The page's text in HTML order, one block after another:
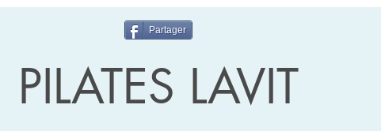
PILATES LAVIT
Partager